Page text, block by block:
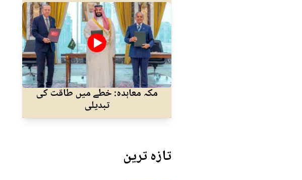
مکہ معاہدہ: خطے میں طاقت کی
تبدیلی
تازہ ترین